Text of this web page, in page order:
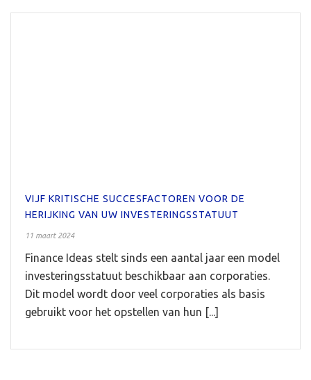
VIJF KRITISCHE SUCCESFACTOREN VOOR DE
HERIJKING VAN UW INVESTERINGSSTATUUT
11 maart 2024
Finance Ideas stelt sinds een aantal jaar een model
investeringsstatuut beschikbaar aan corporaties.
Dit model wordt door veel corporaties als basis
gebruikt voor het opstellen van hun [...]